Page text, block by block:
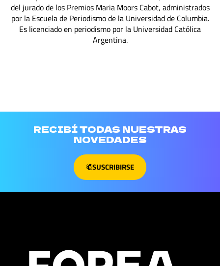
del jurado de los Premios Maria Moors Cabot, administrados
por la Escuela de Periodismo de la Universidad de Columbia.
Es licenciado en periodismo por la Universidad Católica
Argentina.
RECIBÍ TODAS NUESTRAS
NOVEDADES
SUSCRIBIRSE